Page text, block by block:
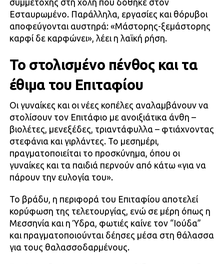
συμμετοχής στη χολή που δόθηκε στον
Εσταυρωμένο. Παράλληλα, εργασίες και θόρυβοι
αποφεύγονται αυστηρά: «Μάστορης-ξεμάστορης
καρφί δε καρφώνει», λέει η λαϊκή ρήση.
Το στολισμένο πένθος και τα
έθιμα του Επιταφίου
Οι γυναίκες και οι νέες κοπέλες αναλαμβάνουν να
στολίσουν τον Επιτάφιο με ανοιξιάτικα άνθη –
βιολέτες, μενεξέδες, τριαντάφυλλα – φτιάχνοντας
στεφάνια και γιρλάντες. Το μεσημέρι,
πραγματοποιείται το προσκύνημα, όπου οι
γυναίκες και τα παιδιά περνούν από κάτω «για να
πάρουν την ευλογία του».
Το βράδυ, η περιφορά του Επιταφίου αποτελεί
κορύφωση της τελετουργίας, ενώ σε μέρη όπως η
Μεσσηνία και η Ύδρα, φωτιές καίνε τον “Ιούδα”
και πραγματοποιούνται δέησες μέσα στη θάλασσα
για τους θαλασσοδαρμένους.